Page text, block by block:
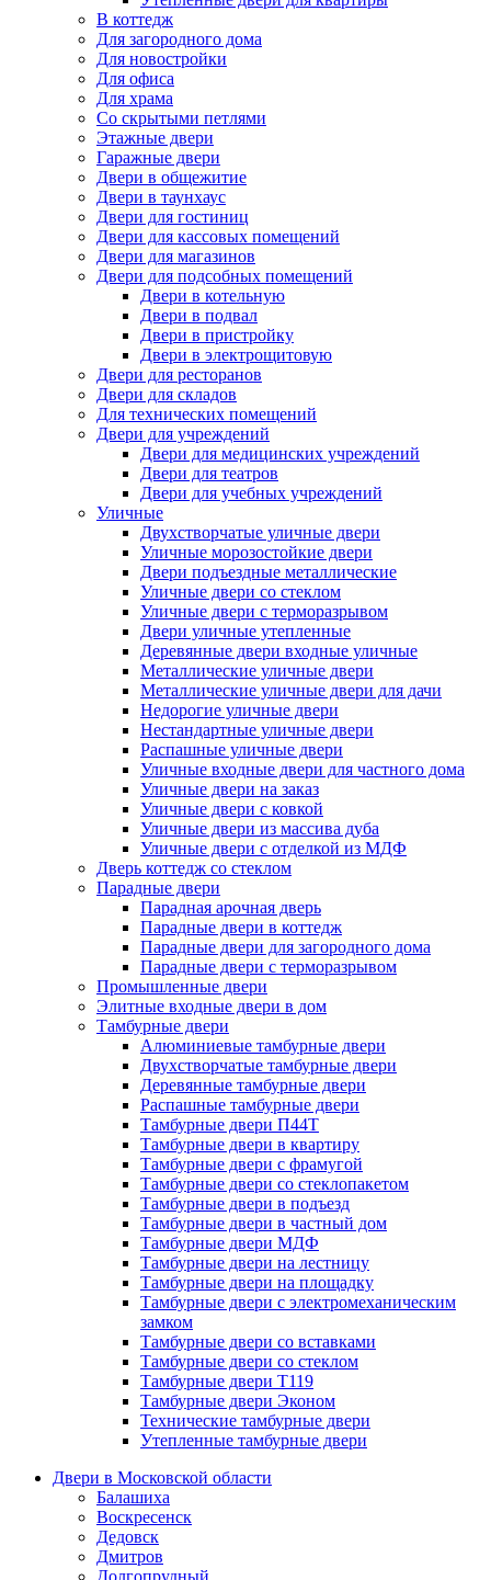
В коттедж
Для загородного дома
Для новостройки
Для офиса
Для храма
Со скрытыми петлями
Этажные двери
Гаражные двери
Двери в общежитие
Двери в таунхаус
Двери для гостиниц
Двери для кассовых помещений
Двери для магазинов
Двери для подсобных помещений
Двери в котельную
Двери в подвал
Двери в пристройку
Двери в электрощитовую
Двери для ресторанов
Двери для складов
Для технических помещений
Двери для учреждений
Двери для медицинских учреждений
Двери для театров
Двери для учебных учреждений
Уличные
Двухстворчатые уличные двери
Уличные морозостойкие двери
Двери подъездные металлические
Уличные двери со стеклом
Уличные двери с терморазрывом
Двери уличные утепленные
Деревянные двери входные уличные
Металлические уличные двери
Металлические уличные двери для дачи
Недорогие уличные двери
Нестандартные уличные двери
Распашные уличные двери
Уличные входные двери для частного дома
Уличные двери на заказ
Уличные двери с ковкой
Уличные двери из массива дуба
Уличные двери с отделкой из МДФ
Дверь коттедж со стеклом
Парадные двери
Парадная арочная дверь
Парадные двери в коттедж
Парадные двери для загородного дома
Парадные двери с терморазрывом
Промышленные двери
Элитные входные двери в дом
Тамбурные двери
Алюминиевые тамбурные двери
Двухстворчатые тамбурные двери
Деревянные тамбурные двери
Распашные тамбурные двери
Тамбурные двери П44Т
Тамбурные двери в квартиру
Тамбурные двери с фрамугой
Тамбурные двери со стеклопакетом
Тамбурные двери в подъезд
Тамбурные двери в частный дом
Тамбурные двери МДФ
Тамбурные двери на лестницу
Тамбурные двери на площадку
Тамбурные двери с электромеханическим
замком
Тамбурные двери со вставками
Тамбурные двери со стеклом
Тамбурные двери Т119
Тамбурные двери Эконом
Технические тамбурные двери
Утепленные тамбурные двери
Двери в Московской области
Балашиха
Воскресенск
Дедовск
Дмитров
Долгопрудный